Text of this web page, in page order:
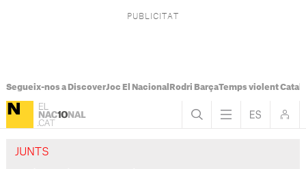
Segueix-nos a DiscoverJoc El Nacional Rodri BarçaTemps violent
JUNTS